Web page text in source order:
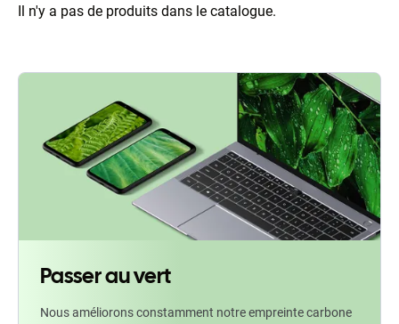
Il n'y a pas de produits dans le catalogue.
Passer au vert
Nous améliorons constamment notre empreinte carbone